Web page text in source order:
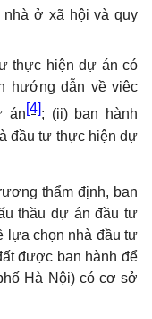
nhà ở xã hội và quy
thực hiện dự án có
hướng dẫn về việc
án[4]; (ii) ban hành
đầu tư thực hiện dự
thẩm định, ban
thầu dự án đầu tư
lựa chọn nhà đầu tư
được ban hành để
Hà Nội) có cơ sở